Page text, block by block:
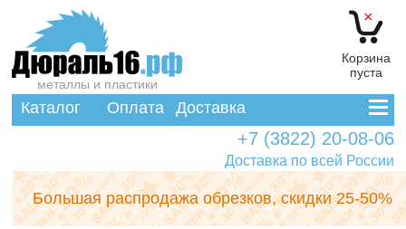
Доставка по всей России
×
Корзина
пуста
+7 (3822) 20-08-06
металлы и пластики
Каталог Оплата Доставка
Большая распродажа обрезков,скидки 25-50%